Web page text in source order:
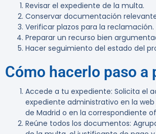
Revisar el expediente de la multa.
Conservar documentación
Verificar plazos para la reclamación.
Preparar un recurso bien
Hacer seguimiento del estado del
Cómo hacerlo paso a
Accede a tu expediente: Solicita el
expediente administrativo en la
de Madrid o en la correspondiente
Reúne todos los documentos: